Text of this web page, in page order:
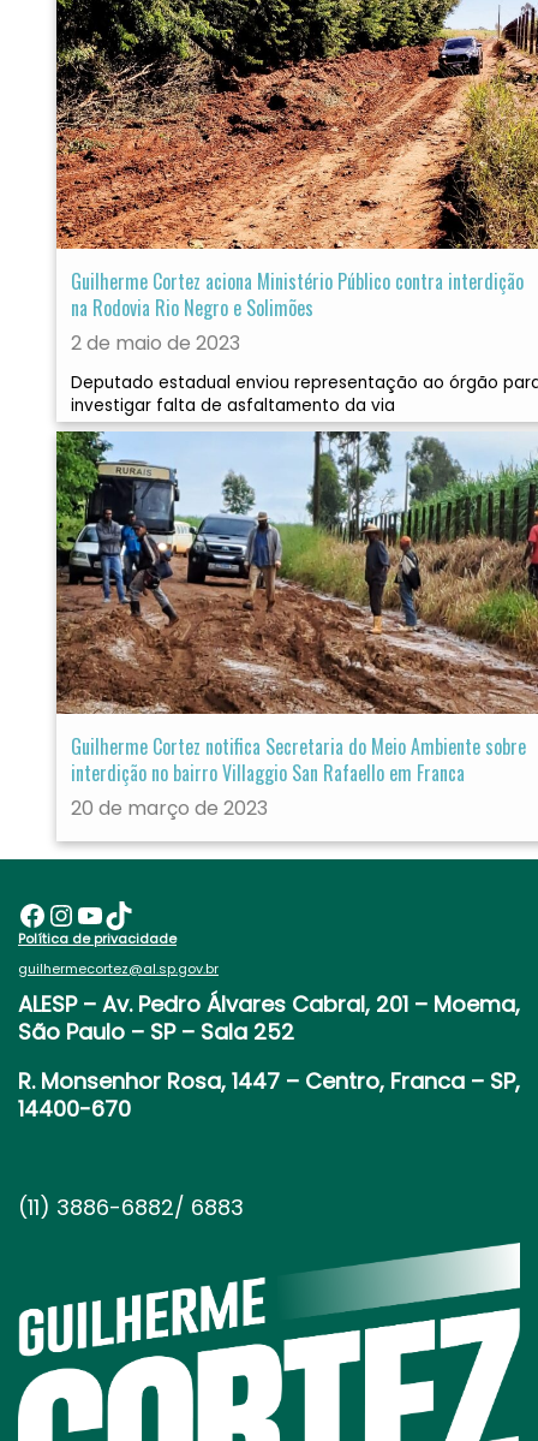
Guilherme Cortez aciona Ministério Público contra interdição
na Rodovia Rio Negro e Solimões
2 de maio de 2023
Deputado estadual enviou representação ao órgão
investigar falta de asfaltamento da via
Guilherme Cortez notifica Secretaria do Meio Ambiente sobre
interdição no bairro Villaggio San Rafaello em Franca
20 de março de 2023
Facebook InstagramYoutube TikTok
Política de privacidade
guilhermecortez@al.sp.gov.br
ALESP – Av. Pedro Álvares Cabral, 201 – Moema,
São Paulo – SP – Sala 252
R. Monsenhor Rosa, 1447 – Centro, Franca – SP,
14400-670
(11) 3886-6882/ 6883